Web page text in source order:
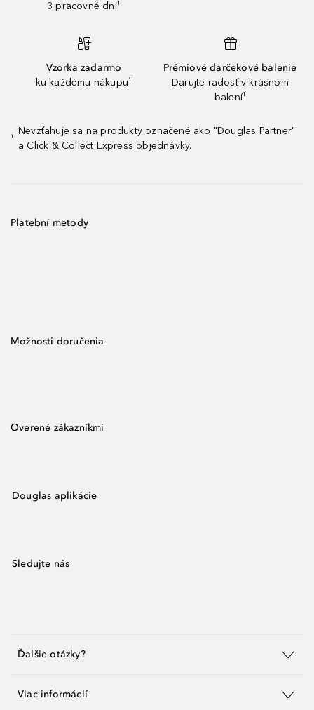
3 pracovné dni¹
Vzorka zadarmo
ku každému nákupu¹
Prémiové darčekové balenie
Darujte radosť v krásnom
balení¹
¹
Nevzťahuje sa na produkty označené ako "Douglas Partner"
a Click & Collect Express objednávky.
Platební metody
Možnosti doručenia
Overené zákazníkmi
Douglas aplikácie
Sledujte nás
Ďalšie otázky?
Viac informácií